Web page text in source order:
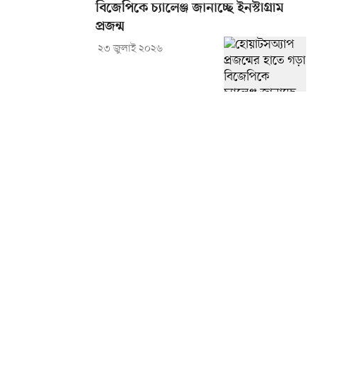
বিজেপিকে চ্যালেঞ্জ জানাচ্ছে ইনস্টাগ্রাম
প্রজন্ম
২৩ জুলাই ২০২৬